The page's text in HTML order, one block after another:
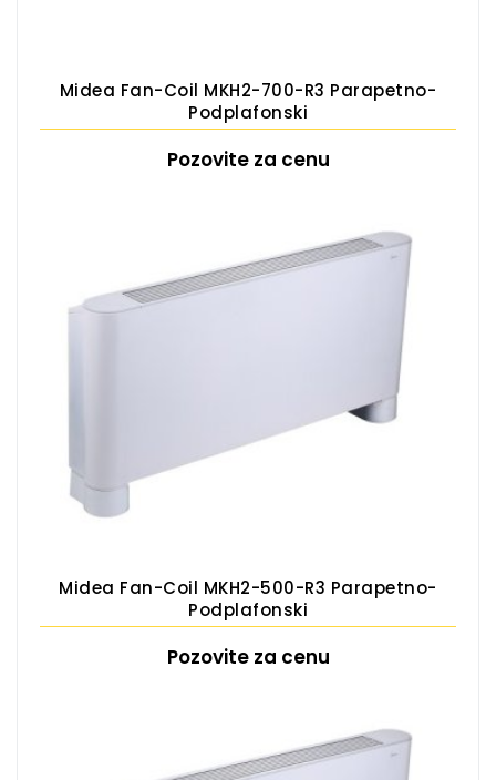
Midea Fan-Coil MKH2-700-R3 Parapetno-
Podplafonski
Pozovite za cenu
Midea Fan-Coil MKH2-500-R3 Parapetno-
Podplafonski
Pozovite za cenu